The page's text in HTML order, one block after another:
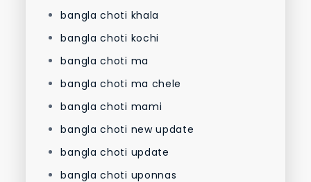
bangla choti khala
bangla choti kochi
bangla choti ma
bangla choti ma chele
bangla choti mami
bangla choti new update
bangla choti update
bangla choti uponnas